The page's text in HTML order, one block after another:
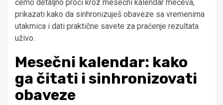
ćemo detaljno proći kroz mesečni kalendar mečeva,
prikazati kako da sinhronizuješ obaveze sa vremenima
utakmica i dati praktične savete za praćenje rezultata
uživo.
Mesečni kalendar: kako
ga čitati i sinhronizovati
obaveze